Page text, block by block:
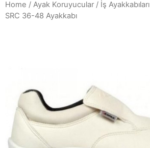
Home / Ayak Koruyucular / İş Ayakkabıları
SRC 36-48 Ayakkabı